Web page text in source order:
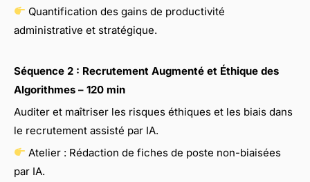
Quantification des gains de productivité
administrative et stratégique.
Séquence 2 : Recrutement Augmenté et Éthique des
Algorithmes – 120 min
Auditer et maîtriser les risques éthiques et les biais dans
le recrutement assisté par IA.
Atelier : Rédaction de fiches de poste non-biaisées
par IA.